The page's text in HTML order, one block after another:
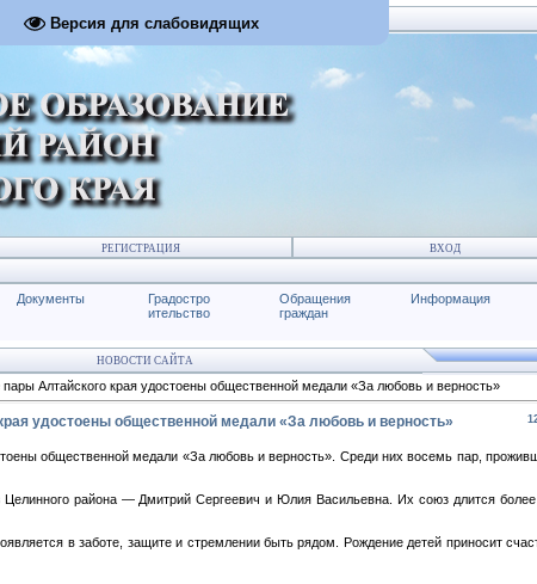
Версия для слабовидящих
РЕГИСТРАЦИЯ ВХОД
Документы
Градостро
ительство
Обращения
граждан
Информация
НОВОСТИ САЙТА
пары Алтайского края удостоены общественной медали «За любовь и верность»
удостоены общественной медали «За любовь и верность»
общественной медали «За любовь и верность». Среди них восемь пар,
района — Дмитрий Сергеевич и Юлия Васильевна. Их союз длится
в заботе, защите и стремлении быть рядом. Рождение детей приносит